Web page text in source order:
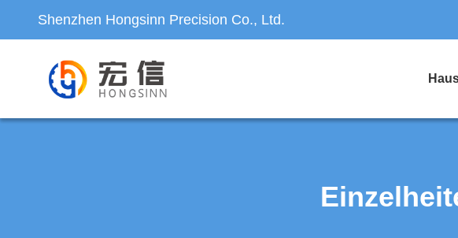
Shenzhen Hongsinn Precision Co., Ltd.